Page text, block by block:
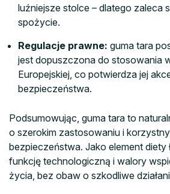
luźniejsze stolce – dlatego zaleca
spożycie.
Regulacje prawne: guma tara
jest dopuszczona do stosowania
Europejskiej, co potwierdza jej
bezpieczeństwa.
Podsumowując, guma tara to
o szerokim zastosowaniu i
bezpieczeństwa. Jako element diety
funkcję technologiczną i walory
życia, bez obaw o szkodliwe